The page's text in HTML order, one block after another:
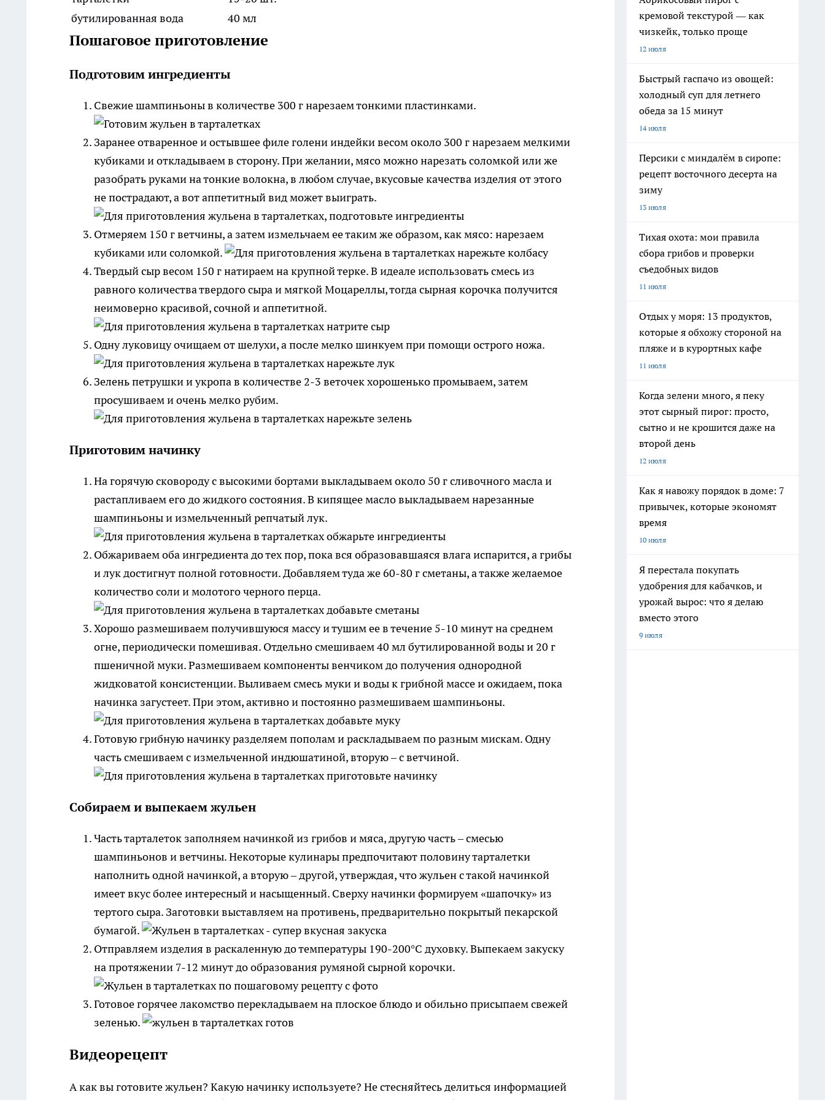
бутилированная вода
40 мл
Пошаговое приготовление
Подготовим ингредиенты
Свежие шампиньоны в количестве 300 г нарезаем тонкими пластинками.
Заранее отваренное и остывшее филе голени индейки весом около 300 г нарезаем мелкими
кубиками и откладываем в сторону. При желании, мясо можно нарезать соломкой или же
разобрать руками на тонкие волокна, в любом случае, вкусовые качества изделия от этого
не пострадают, а вот аппетитный вид может выиграть.
Отмеряем 150 г ветчины, а затем измельчаем ее таким же образом, как мясо: нарезаем
кубиками или соломкой.
Твердый сыр весом 150 г натираем на крупной терке. В идеале использовать смесь из
равного количества твердого сыра и мягкой Моцареллы, тогда сырная корочка получится
неимоверно красивой, сочной и аппетитной.
Одну луковицу очищаем от шелухи, а после мелко шинкуем при помощи острого ножа.
Зелень петрушки и укропа в количестве 2-3 веточек хорошенько промываем, затем
просушиваем и очень мелко рубим.
Приготовим начинку
На горячую сковороду с высокими бортами выкладываем около 50 г сливочного масла и
растапливаем его до жидкого состояния. В кипящее масло выкладываем нарезанные
шампиньоны и измельченный репчатый лук.
Обжариваем оба ингредиента до тех пор, пока вся образовавшаяся влага испарится, а грибы
и лук достигнут полной готовности. Добавляем туда же 60-80 г сметаны, а также желаемое
количество соли и молотого черного перца.
Хорошо размешиваем получившуюся массу и тушим ее в течение 5-10 минут на среднем
огне, периодически помешивая. Отдельно смешиваем 40 мл бутилированной воды и 20 г
пшеничной муки. Размешиваем компоненты венчиком до получения однородной
жидковатой консистенции. Выливаем смесь муки и воды к грибной массе и ожидаем, пока
начинка загустеет. При этом, активно и постоянно размешиваем шампиньоны.
Готовую грибную начинку разделяем пополам и раскладываем по разным мискам. Одну
часть смешиваем с измельченной индюшатиной, вторую – с ветчиной.
Собираем и выпекаем жульен
Часть тарталеток заполняем начинкой из грибов и мяса, другую часть – смесью
шампиньонов и ветчины. Некоторые кулинары предпочитают половину тарталетки
наполнить одной начинкой, а вторую – другой, утверждая, что жульен с такой начинкой
имеет вкус более интересный и насыщенный. Сверху начинки формируем «шапочку» из
тертого сыра. Заготовки выставляем на противень, предварительно покрытый пекарской
бумагой.
Отправляем изделия в раскаленную до температуры 190-200°С духовку. Выпекаем закуску
на протяжении 7-12 минут до образования румяной сырной корочки.
Готовое горячее лакомство перекладываем на плоское блюдо и обильно присыпаем свежей
зеленью.
Видеорецепт
А как вы готовите жульен? Какую начинку используете? Не стесняйтесь делиться информацией
кремовой текстурой — как
чизкейк, только проще
12 июля
Быстрый гаспачо из овощей:
холодный суп для летнего
обеда за 15 минут
14 июля
Персики с миндалём в сиропе:
рецепт восточного десерта на
зиму
13 июля
Тихая охота: мои правила
сбора грибов и проверки
съедобных видов
11 июля
Отдых у моря: 13 продуктов,
которые я обхожу стороной на
пляже и в курортных кафе
11 июля
Когда зелени много, я пеку
этот сырный пирог: просто,
сытно и не крошится даже на
второй день
12 июля
Как я навожу порядок в доме: 7
привычек, которые экономят
время
10 июля
Я перестала покупать
удобрения для кабачков, и
урожай вырос: что я делаю
вместо этого
9 июля